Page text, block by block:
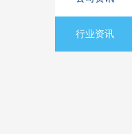
行业资讯